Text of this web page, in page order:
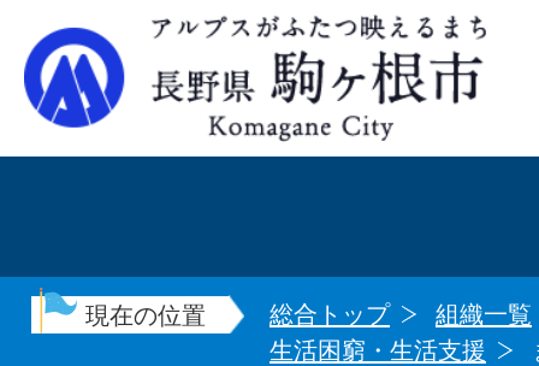
現在の位置 総合トップ
組織一覧
生活困窮・生活支援